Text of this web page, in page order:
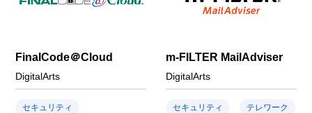
FinalCode＠Cloud
DigitalArts
セキュリティ
m-FILTER MailAdviser
DigitalArts
セキュリティ テレワーク